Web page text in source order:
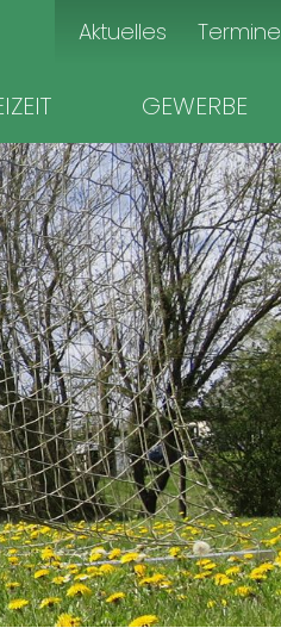
GEWERBE
Navigation
Aktuelles Termine